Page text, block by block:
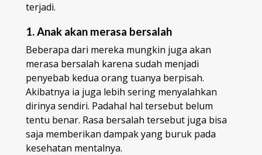
terjadi.
1. Anak akan merasa bersalah
Beberapa dari mereka mungkin juga akan
merasa bersalah karena sudah menjadi
penyebab kedua orang tuanya berpisah.
Akibatnya ia juga lebih sering menyalahkan
dirinya sendiri. Padahal hal tersebut belum
tentu benar. Rasa bersalah tersebut juga bisa
saja memberikan dampak yang buruk pada
kesehatan mentalnya.